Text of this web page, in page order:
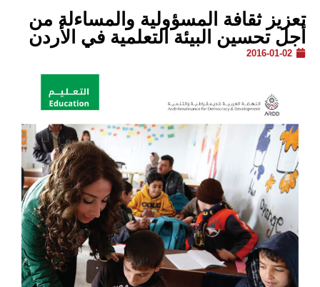
تعزيز ثقافة المسؤولية والمساءلة من
أجل تحسين البيئة التعلمية في الأردن
2016-01-02